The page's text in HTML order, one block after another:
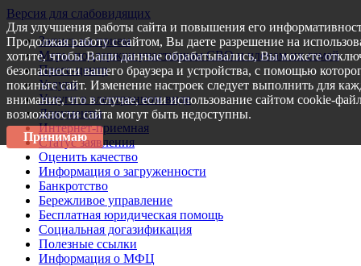
Версия для слабовидящих
Запись на прием
Меры поддержки участникам СВО и членам их семей
Пресс-центр
Услуги
Услуги в электронном виде
Документы
Интернет-приемная
Статус заявления
Оценить качество
Информация о загруженности
Банкротство
Бережливое управление
Бесплатная юридическая помощь
Социальная догазификация
Полезные ссылки
Информация о МФЦ
Для улучшения работы сайта и повышения его
Продолжая работу с сайтом, Вы даете разрешение на
хотите, чтобы Ваши данные обрабатывались, Вы можете
безопасности вашего браузера и устройства, с помощью
покиньте сайт. Изменение настроек следует выполнить для
внимание, что в случае, если использование сайтом cookie-
возможности сайта могут быть недоступны.
Принимаю